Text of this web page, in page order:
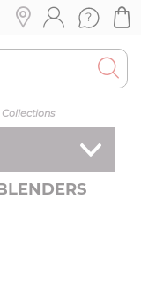
Collections